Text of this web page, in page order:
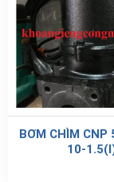
BƠM CHÌM CNP
10-